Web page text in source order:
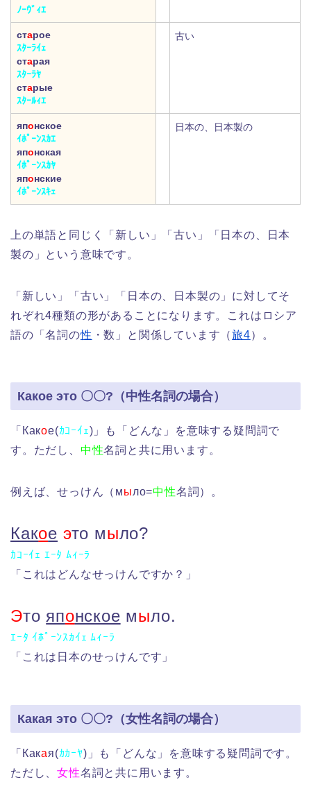
ﾉｰｳﾞｨｴ
старое
ｽﾀｰﾗｲｪ
старая
ｽﾀｰﾗﾔ
старые
ｽﾀｰﾙｨｴ
古い
японское
ｲﾎﾟｰﾝｽｶｴ
японская
ｲﾎﾟｰﾝｽｶﾔ
японские
ｲﾎﾟｰﾝｽｷｪ
日本の、日本製の
上の単語と同じく「新しい」「古い」「日本の、日本
製の」という意味です。
「新しい」「古い」「日本の、日本製の」に対してそ
れぞれ4種類の形があることになります。これはロシア
語の「名詞の性 ・数」と関係しています（旅4）。
Какое это 〇〇?（中性名詞の場合）
「Какое(ｶｺｰｲｪ)」も「どんな」を意味する疑問詞で
す。ただし、 中性名詞と共に用います。
例えば、せっけん（мыло=中性名詞）。
Какое это мыло?
ｶｺｰｲｪ ｴｰﾀ ﾑｨｰﾗ
「これはどんなせっけんですか？」
Это японское мыло.
ｴｰﾀ ｲﾎﾟｰﾝｽｶｲｪ ﾑｨｰﾗ
「これは日本のせっけんです」
Какая это 〇〇?（女性名詞の場合）
「Какая(ｶｶｰﾔ)」も「どんな」を意味する疑問詞です。
ただし、女性名詞と共に用います。